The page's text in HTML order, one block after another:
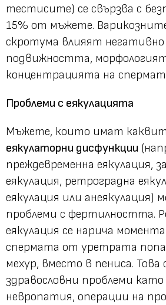
тестисите) се свързва с
15% от мъжете.
скротума влияят негативно
подвижността,
концентрацията на
Проблеми с еякулацията
Мъжете, които имат
еякулаторни дисфункции
преждевременна еякулация,
еякулация, ретроградна
еякулация или анеякулация)
проблеми с фертилността.
еякулация се нарича
спермата от уретрата
мехур, вместо в пениса. Това
здравословни проблеми
невропатия, операции на